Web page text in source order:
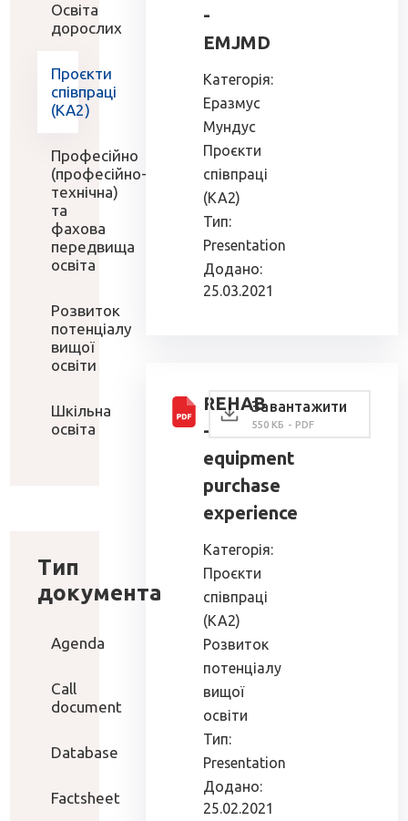
Освіта
дорослих
Проєкти
співпраці
(КА2)
Професійно
(професійно-
технічна)
та
фахова
передвища
освіта
Розвиток
потенціалу
вищої
освіти
Шкільна
освіта
Тип
документа
Agenda
Call
document
Database
Factsheet
-
EMJMD
Категорія:
Еразмус
Мундус
Проєкти
співпраці
(КА2)
Тип:
Presentation
Додано:
25.03.2021
REHAB
-
equipment
purchase
experience
Категорія:
Проєкти
співпраці
(КА2)
Розвиток
потенціалу
вищої
освіти
Тип:
Presentation
Додано:
25.02.2021
Завантажити
550 КБ - PDF